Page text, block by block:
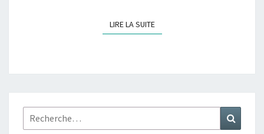
LIRE LA SUITELIRE LA SUITE
Rechercher :